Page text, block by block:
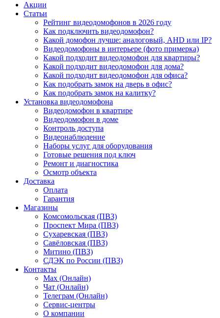
Акции
Статьи
Рейтинг видеодомофонов в 2026 году
Как подключить видеодомофон?
Какой домофон лучше: аналоговый, AHD или IP?
Видеодомофоны в интерьере (фото примерка)
Какой подходит видеодомофон для квартиры?
Какой подходит видеодомофон для дома?
Какой подходит видеодомофон для офиса?
Как подобрать замок на дверь в офис?
Как подобрать замок на калитку?
Установка видеодомофона
Видеодомофон в квартире
Видеодомофон в доме
Контроль доступа
Видеонаблюдение
Наборы услуг для оборудования
Готовые решения под ключ
Ремонт и диагностика
Осмотр объекта
Доставка
Оплата
Гарантия
Магазины
Комсомольская (ПВЗ)
Проспект Мира (ПВЗ)
Сухаревская (ПВЗ)
Савёловская (ПВЗ)
Митино (ПВЗ)
СДЭК по России (ПВЗ)
Контакты
Max (Онлайн)
Чат (Онлайн)
Телеграм (Онлайн)
Сервис-центры
О компании